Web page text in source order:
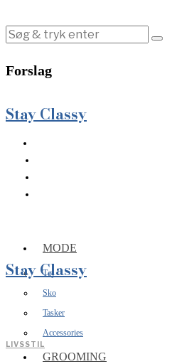
Forslag
Stay Classy
MODE
Tøj
Sko
Tasker
Accessories
GROOMING
Stay Classy
LIVSSTIL